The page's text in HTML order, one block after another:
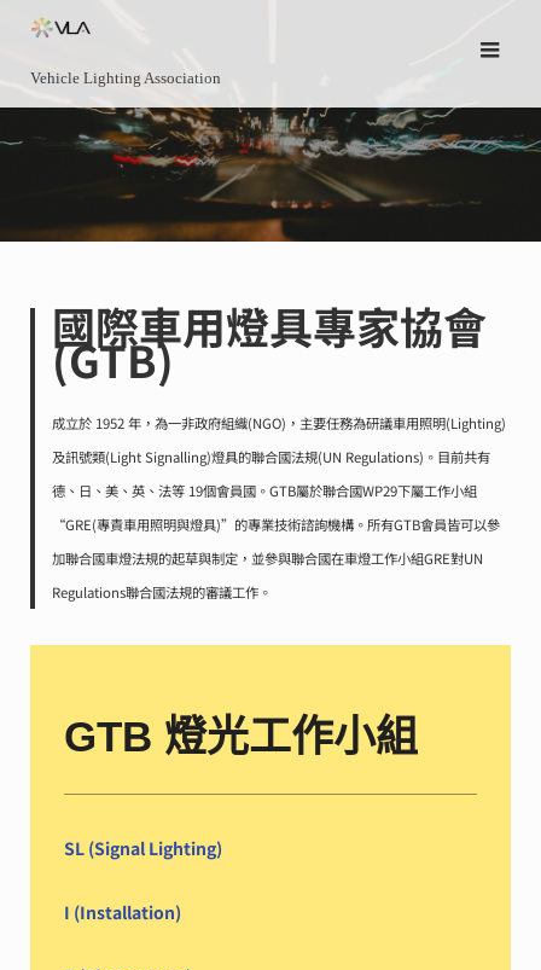
contentVehicle Lighting Association
國際車用燈具專家協會
(GTB)
成立於 1952 年，為一非政府組織(NGO)，主要任務為研議車用照明(Lighting)
及訊號類(Light Signalling)燈具的聯合國法規(UN Regulations)。目前共有
德、日、美、英、法等 19個會員國。GTB屬於聯合國WP29下屬工作小組
“GRE(專責車用照明與燈具)”的專業技術諮詢機構。所有GTB會員皆可以參
加聯合國車燈法規的起草與制定，並參與聯合國在車燈工作小組GRE對UN
Regulations聯合國法規的審議工作。
GTB 燈光工作小組
SL (Signal Lighting)
I (Installation)